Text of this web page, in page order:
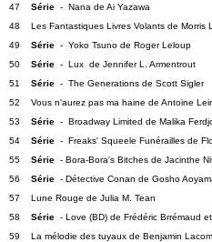
47 Série -  Nana de Ai Yazawa
48    Les Fantastiques Livres Volants de
49 Série -  Yoko Tsuno de Roger Leloup
50 Série -  Lux  de Jennifer L. Armentrout
51 Série -  The Generations de Scott Sigler
52    Vous n'aurez pas ma haine de Antoine
53 Série -  Broadway Limited de Malika
54 Série -  Freaks' Squeele Funérailles de
55 Série - Bora-Bora's Bitches de Jacinthe
56 Série - Détective Conan de Gosho
57    Lune Rouge de Julia M. Tean
58 Série - Love (BD) de Frédéric Brrémaud
59    La mélodie des tuyaux de Benjamin